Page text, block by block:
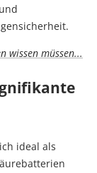
wissen müssen...
ideal als